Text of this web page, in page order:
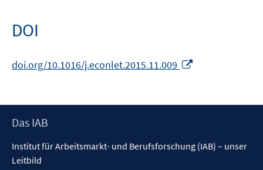
DOI
doi.org/10.1016/j.econlet.2015.11.009
öffnen
Footer
Das IAB
Institut für Arbeitsmarkt- und Berufsforschung (IAB) – unser
Leitbild